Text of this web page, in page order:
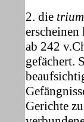
2. die
ab 242
gefächert.
Gerichte